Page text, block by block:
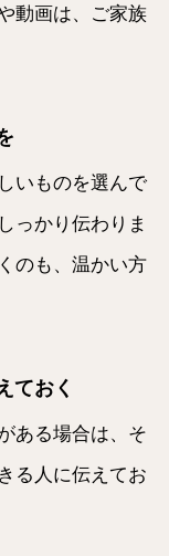
動画は、ご家族
いものを選んで
っかり伝わりま
のも、温かい方
ておく
ある場合は、そ
る人に伝えてお